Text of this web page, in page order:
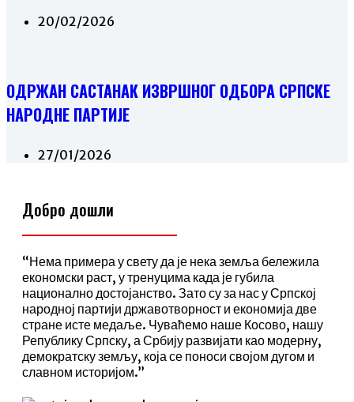
20/02/2026
ОДРЖАН САСТАНАК ИЗВРШНОГ ОДБОРА СРПСКЕ
НАРОДНЕ ПАРТИЈЕ
27/01/2026
Добро дошли
“Нема примера у свету да је нека земља бележила
економски раст, у тренуцима када је губила
национално достојанство. Зато су за нас у Српској
народној партији државотворност и економија две
стране исте медаље. Чуваћемо наше Косово, нашу
Републику Српску, а Србију развијати као модерну,
демократску земљу, која се поноси својом дугом и
славном историјом.”